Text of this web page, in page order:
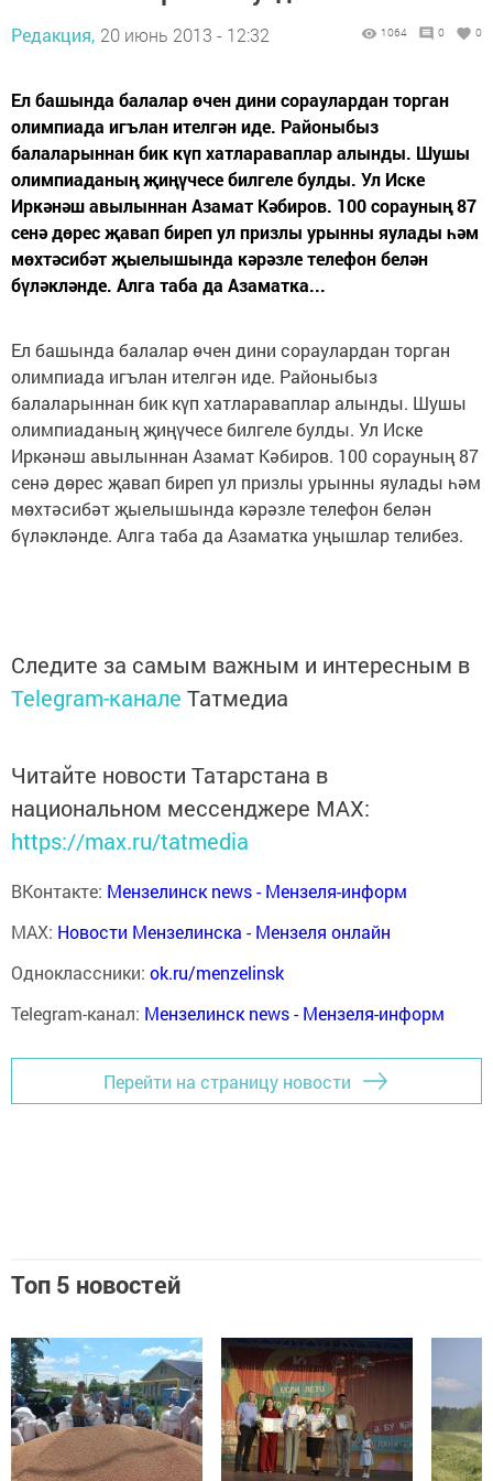
Редакция, 20 июнь 2013 - 12:32 1064 0 0
Ел башында балалар өчен дини сораулардан торган
олимпиада игълан ителгән иде. Районыбыз
балаларыннан бик күп хатлараваплар алынды. Шушы
олимпиаданың җиңүчесе билгеле булды. Ул Иске
Иркәнәш авылыннан Азамат Кәбиров. 100 сорауның 87
сенә дөрес җавап биреп ул призлы урынны яулады һәм
мөхтәсибәт җыелышында кәрәзле телефон белән
бүләкләнде. Алга таба да Азаматка...
Ел башында балалар өчен дини сораулардан торган
олимпиада игълан ителгән иде. Районыбыз
балаларыннан бик күп хатлараваплар алынды. Шушы
олимпиаданың җиңүчесе билгеле булды. Ул Иске
Иркәнәш авылыннан Азамат Кәбиров. 100 сорауның 87
сенә дөрес җавап биреп ул призлы урынны яулады һәм
мөхтәсибәт җыелышында кәрәзле телефон белән
бүләкләнде. Алга таба да Азаматка уңышлар телибез.
Следите за самым важным и интересным в
Telegram-канале Татмедиа
Читайте новости Татарстана в
национальном мессенджере MАХ:
https://max.ru/tatmedia
ВКонтакте: Мензелинск news - Мензеля-информ
MAX: Новости Мензелинска - Мензеля онлайн
Одноклассники: ok.ru/menzelinsk
Telegram-канал: Мензелинск news - Мензеля-информ
Перейти на страницу новости
Топ 5 новостей